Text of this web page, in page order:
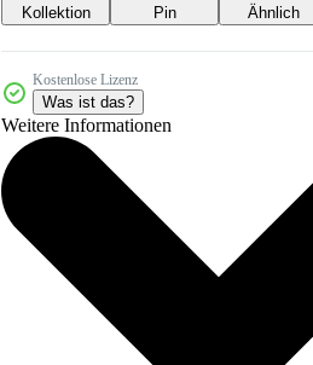
Kollektion Pin
Ähnlich
Kostenlose Lizenz
Was ist das?
Weitere Informationen